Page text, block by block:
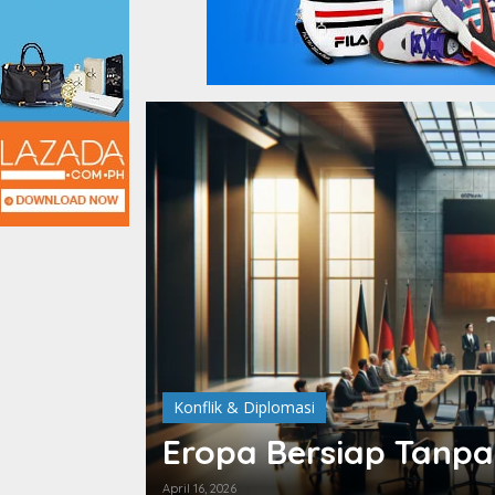
Konflik & Diplomasi
Eropa Bersiap
April 16, 2026